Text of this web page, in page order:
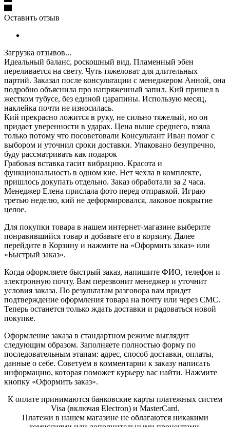
Оставить отзыв
Загрузка отзывов...
Идеальный баланс, роскошный вид. Пламенный эбен
переливается на свету. Чуть тяжеловат для длительных
партий. Заказал после консультации с менеджером Анной, она
подробно объяснила про напряженный запил. Кий пришел в
жестком тубусе, без единой царапины. Использую месяц,
наклейка почти не износилась.
Кий прекрасно ложится в руку, не сильно тяжелый, но он
придает уверенности в ударах. Цена выше среднего, взяла
только потому что посоветовали Консультант Иван помог с
выбором и уточнил сроки доставки. Упаковано безупречно,
буду рассматривать как подарок
Грабовая вставка гасит вибрацию. Красота и
функциональность в одном кие. Нет чехла в комплекте,
пришлось докупать отдельно. Заказ обработали за 2 часа.
Менеджер Елена прислала фото перед отправкой. Играю
третью неделю, кий не деформировался, лаковое покрытие
целое.
Для покупки товара в нашем интернет-магазине выберите
понравившийся товар и добавьте его в корзину. Далее
перейдите в Корзину и нажмите на «Оформить заказ» или
«Быстрый заказ».
Когда оформляете быстрый заказ, напишите ФИО, телефон и
электронную почту. Вам перезвонит менеджер и уточнит
условия заказа. По результатам разговора вам придет
подтверждение оформления товара на почту или через СМС.
Теперь останется только ждать доставки и радоваться новой
покупке.
Оформление заказа в стандартном режиме выглядит
следующим образом. Заполняете полностью форму по
последовательным этапам: адрес, способ доставки, оплаты,
данные о себе. Советуем в комментарии к заказу написать
информацию, которая поможет курьеру вас найти. Нажмите
кнопку «Оформить заказ».
К оплате принимаются банковские карты платежных систем
Visa (включая Electron) и MasterCard.
Платежи в нашем магазине не облагаются никакими